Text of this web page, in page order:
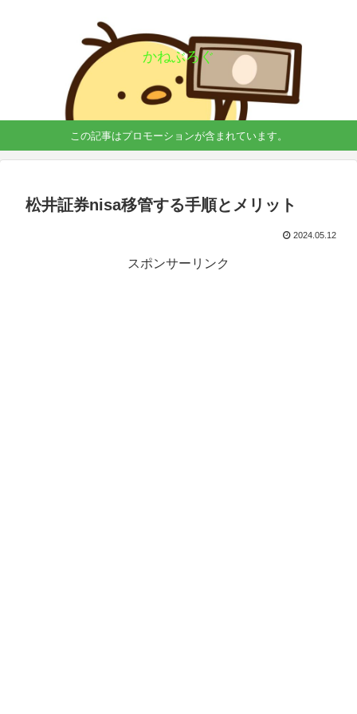
かねぶろぐ
この記事はプロモーションが含まれています。
松井証券nisa移管する手順とメリット
2024.05.12
スポンサーリンク